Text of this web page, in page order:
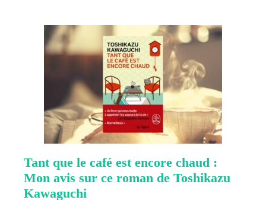
Tant que le café est encore chaud :
Mon avis sur ce roman de Toshikazu
Kawaguchi